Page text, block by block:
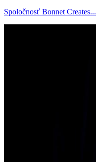
Spoločnosť Bonnet Creates...